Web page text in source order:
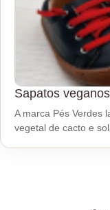
Sapatos
A marca Pés Verdes
vegetal de cacto e